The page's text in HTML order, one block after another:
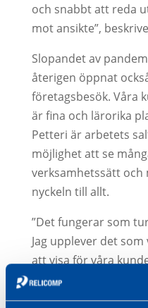
och snabbt att reda
mot ansikte”,
Slopandet av
återigen öppnat
företagsbesök. Våra
är fina och lärorika
Petteri är arbetets
möjlighet att se
verksamhetssätt och
nyckeln till allt.
”Det fungerar som
Jag upplever det
att visa för våra
och hur vi arbetar. I
också alltid upp nya